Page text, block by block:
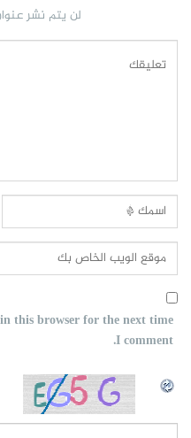
لن يتم نشر
this browser for the next time
I comment.